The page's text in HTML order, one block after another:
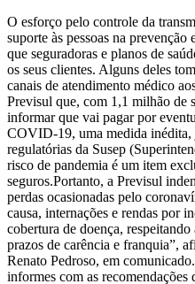
O esforço pelo controle da
suporte às pessoas na
que seguradoras e planos de
os seus clientes. Alguns deles
canais de atendimento médico
Previsul que, com 1,1 milhão de
informar que vai pagar por
COVID-19, uma medida inédita,
regulatórias da Susep
risco de pandemia é um item
seguros.Portanto, a Previsul
perdas ocasionadas pelo
causa, internações e rendas por
cobertura de doença,
prazos de carência e franquia”,
Renato Pedroso, em
informes com as